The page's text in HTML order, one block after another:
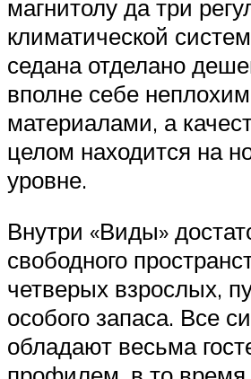
магнитолу да три
климатической
седана отделано
вполне себе
материалами, а
целом находится на
уровне.
Внутри «Виды»
свободного
четверых взрослых,
особого запаса. Все
обладают весьма